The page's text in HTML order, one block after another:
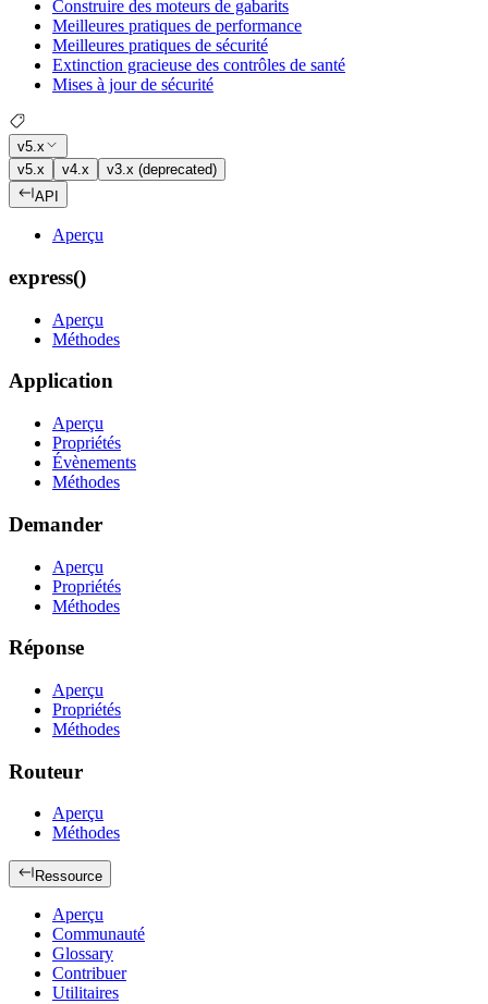
Construire des moteurs de gabarits
Meilleures pratiques de performance
Meilleures pratiques de sécurité
Extinction gracieuse des contrôles de santé
Mises à jour de sécurité
v5.x
v5.x
v4.x
v3.x (deprecated)
API
Aperçu
express()
Aperçu
Méthodes
Application
Aperçu
Propriétés
Évènements
Méthodes
Demander
Aperçu
Propriétés
Méthodes
Réponse
Aperçu
Propriétés
Méthodes
Routeur
Aperçu
Méthodes
Ressource
Aperçu
Communauté
Glossary
Contribuer
Utilitaires